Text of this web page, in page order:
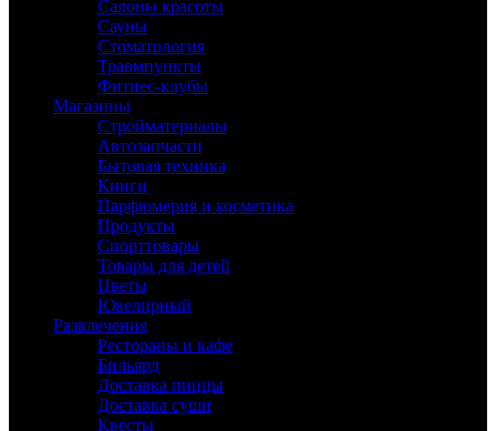
Салоны красоты
Сауны
Стоматология
Травмпункты
Фитнес-клубы
Магазины
Стройматериалы
Автозапчасти
Бытовая техника
Книги
Парфюмерия и косметика
Продукты
Спорттовары
Товары для детей
Цветы
Ювелирный
Развлечения
Рестораны и кафе
Бильярд
Доставка пиццы
Доставка суши
Квесты